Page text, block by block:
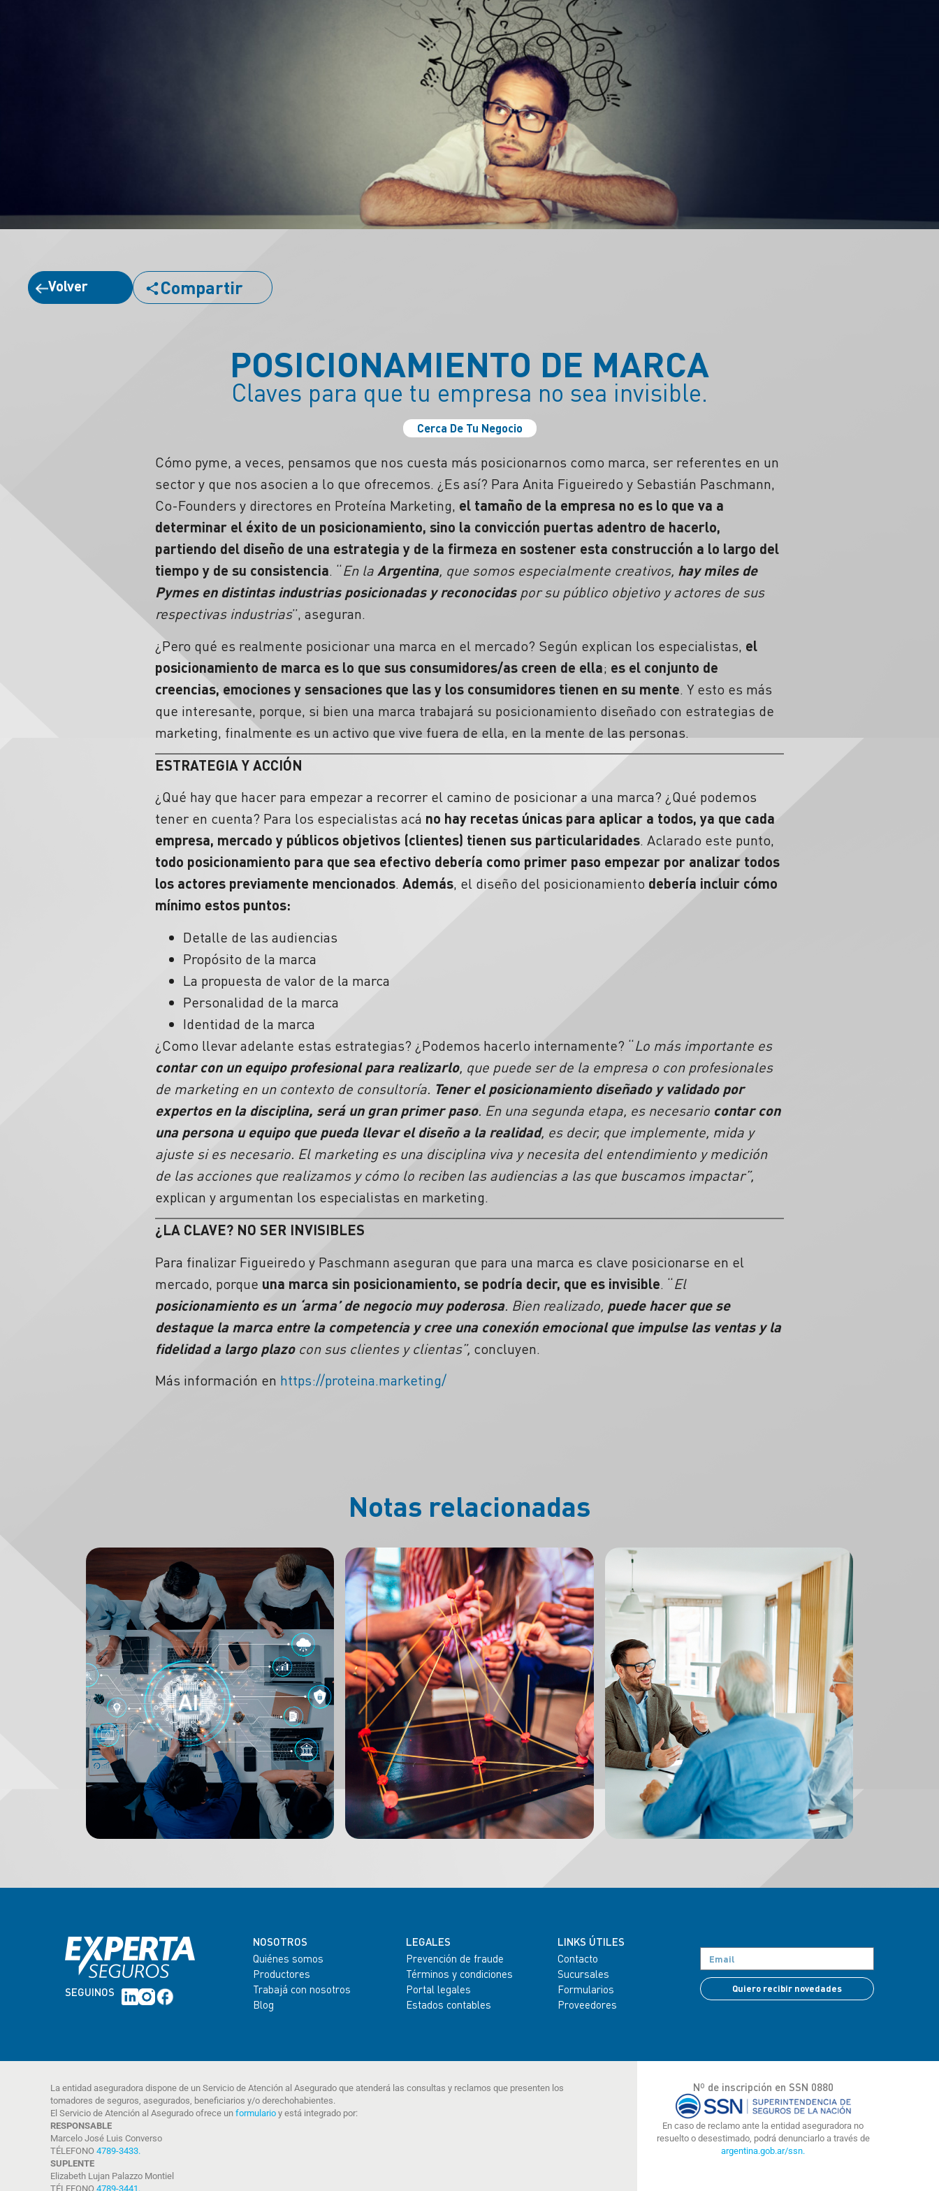
Volver Compartir
POSICIONAMIENTO DE MARCA
Claves para que tu empresa no sea invisible.
Cerca De Tu Negocio
Cómo pyme, a veces, pensamos que nos cuesta más posicionarnos como marca, ser referentes en un
sector y que nos asocien a lo que ofrecemos. ¿Es así? Para Anita Figueiredo y Sebastián Paschmann,
Co-Founders y directores en Proteína Marketing, el tamaño de la empresa no es lo que va a
determinar el éxito de un posicionamiento, sino la convicción puertas adentro de hacerlo,
partiendo del diseño de una estrategia y de la firmeza en sostener esta construcción a lo largo del
tiempo y de su consistencia. “En la Argentina, que somos especialmente creativos, hay miles de
Pymes en distintas industrias posicionadas y reconocidaspor su público objetivo y actores de sus
respectivas industrias”, aseguran.
¿Pero qué es realmente posicionar una marca en el mercado? Según explican los especialistas, el
posicionamiento de marca es lo que sus consumidores/as creen de ella; es el conjunto de
creencias, emociones y sensaciones que las y los consumidores tienen en su mente. Y esto es más
que interesante, porque, si bien una marca trabajará su posicionamiento diseñado con estrategias de
marketing, finalmente es un activo que vive fuera de ella, en la mente de las personas.
ESTRATEGIA Y ACCIÓN
¿Qué hay que hacer para empezar a recorrer el camino de posicionar a una marca? ¿Qué podemos
tener en cuenta? Para los especialistas acá no hay recetas únicas para aplicar a todos, ya que cada
empresa, mercado y públicos objetivos (clientes) tienen sus particularidades. Aclarado este punto,
todo posicionamiento para que sea efectivo debería como primer paso empezar por analizar todos
los actores previamente mencionados. Además, el diseño del posicionamiento debería incluir cómo
mínimo estos puntos:
Detalle de las audiencias
Propósito de la marca
La propuesta de valor de la marca
Personalidad de la marca
Identidad de la marca
¿Como llevar adelante estas estrategias? ¿Podemos hacerlo internamente? “Lo más importante es
contar con un equipo profesional para realizarlo, que puede ser de la empresa o con profesionales
de marketing en un contexto de consultoría. Tener el posicionamiento diseñado y validado por
expertos en la disciplina, será un gran primer paso. En una segunda etapa, es necesario contar con
una persona u equipo que pueda llevar el diseño a la realidad, es decir, que implemente, mida y
ajuste si es necesario. El marketing es una disciplina viva y necesita del entendimiento y medición
de las acciones que realizamos y cómo lo reciben las audiencias a las que buscamos impactar”,
explican y argumentan los especialistas en marketing.
¿LA CLAVE? NO SER INVISIBLES
Para finalizar Figueiredo y Paschmann aseguran que para una marca es clave posicionarse en el
mercado, porque una marca sin posicionamiento, se podría decir, que es invisible. “El
posicionamiento es un ‘arma’ de negocio muy poderosa. Bien realizado, puede hacer que se
destaque la marca entre la competencia y cree una conexión emocional que impulse las ventas y la
fidelidad a largo plazocon sus clientes y clientas”, concluyen.
Más información en https://proteina.marketing/
Notas relacionadas
SEGUINOS
NOSOTROS
Quiénes somos
Productores
Trabajá con nosotros
Blog
LEGALES
Prevención de fraude
Términos y condiciones
Portal legales
Estados contables
LINKS ÚTILES
Contacto
Sucursales
Formularios
Proveedores
Quiero recibir novedades
La entidad aseguradora dispone de un Servicio de Atención al Asegurado que atenderá las consultas y reclamos que presenten los
tomadores de seguros, asegurados, beneficiarios y/o derechohabientes.
El Servicio de Atención al Asegurado ofrece un formulario y está integrado por:
RESPONSABLE
Marcelo José Luis Converso
TÉLEFONO 4789-3433.
SUPLENTE
Elizabeth Lujan Palazzo Montiel
TÉLEFONO 4789-3441 .
Nº de inscripción en SSN 0880
En caso de reclamo ante la entidad aseguradora no
resuelto o desestimado, podrá denunciarlo a través de
argentina.gob.ar/ssn.